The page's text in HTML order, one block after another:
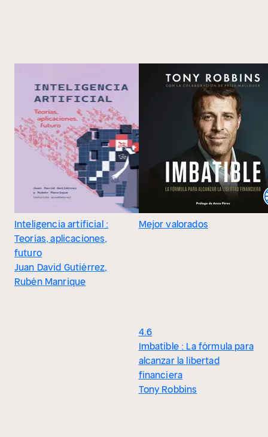
Inteligencia artificial :
Teorías, aplicaciones,
futuro
Juan David Gutiérrez,
Rubén Manrique
Mejor valorados
4.6
Imbatible : La fórmula para
alcanzar la libertad
financiera
Tony Robbins